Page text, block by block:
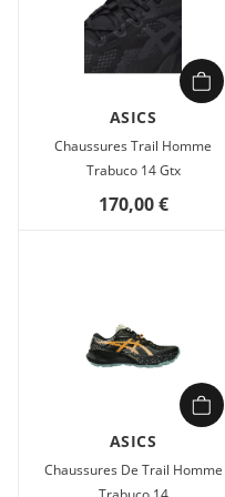
ASICS
Chaussures Trail Homme
Trabuco 14 Gtx
170,00 €
ASICS
Chaussures De Trail Homme